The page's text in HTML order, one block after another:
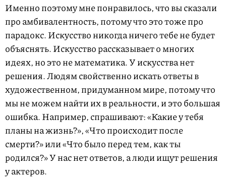
Именно поэтому мне понравилось, что вы сказали
про амбивалентность, потому что это тоже про
парадокс. Искусство никогда ничего тебе не будет
объяснять. Искусство рассказывает о многих
идеях, но это не математика. У искусства нет
решения. Людям свойственно искать ответы в
художественном, придуманном мире, потому что
мы не можем найти их в реальности, и это большая
ошибка. Например, спрашивают: «Какие у тебя
планы на жизнь?», «Что происходит после
смерти?» или «Что было перед тем, как ты
родился?» У нас нет ответов, а люди ищут решения
у актеров.